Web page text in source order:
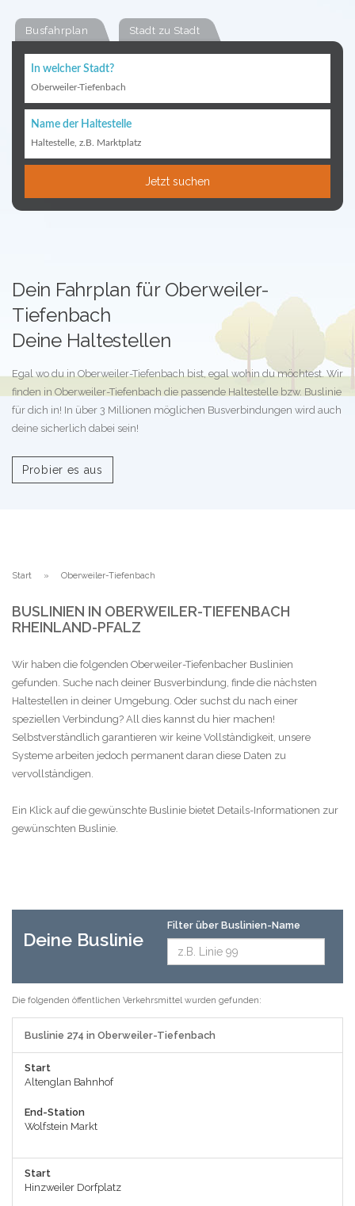
Busfahrplan Stadt zu Stadt
In welcher Stadt?
Oberweiler-Tiefenbach
Name der Haltestelle
Haltestelle, z.B. Marktplatz
Jetzt suchen
Dein Fahrplan für Oberweiler-
Tiefenbach
Deine Haltestellen
Egal wo du in Oberweiler-Tiefenbach bist, egal wohin du möchtest. Wir
finden in Oberweiler-Tiefenbach die passende Haltestelle bzw. Buslinie
für dich in! In über 3 Millionen möglichen Busverbindungen wird auch
deine sicherlich dabei sein!
Probier es aus
Start Oberweiler-Tiefenbach
BUSLINIEN IN OBERWEILER-TIEFENBACH
RHEINLAND-PFALZ
Wir haben die folgenden Oberweiler-Tiefenbacher Buslinien
gefunden. Suche nach deiner Busverbindung, finde die nächsten
Haltestellen in deiner Umgebung. Oder suchst du nach einer
speziellen Verbindung? All dies kannst du hier machen!
Selbstverständlich garantieren wir keine Vollständigkeit, unsere
Systeme arbeiten jedoch permanent daran diese Daten zu
vervollständigen.
Ein Klick auf die gewünschte Buslinie bietet Details-Informationen zur
gewünschten Buslinie.
Deine Buslinie
Filter über Buslinien-Name
Die folgenden öffentlichen Verkehrsmittel wurden gefunden:
Buslinie 274 in Oberweiler-Tiefenbach
Start
Altenglan Bahnhof
End-Station
Wolfstein Markt
Start
Hinzweiler Dorfplatz